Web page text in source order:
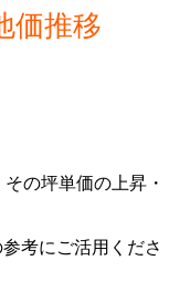
価推移
の坪単価の上昇・
考にご活用くださ